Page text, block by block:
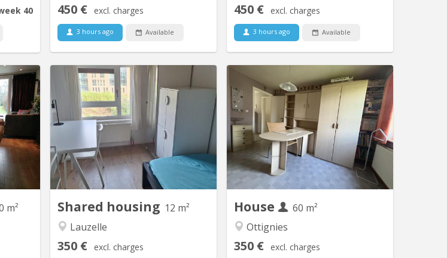
40 € /day450 € excl. charges
3 hours ago Available
450 € excl. charges
3 hours ago Available
m²
822
06/26
à louer
une
avec
maison
avec
vert
centre
Shared housing 12 m²
Lauzelle
350 € excl. charges
KV 1465
familiale à Lauzelle (Louvain-la-Neuve)
Nous proposons une chambre
meublée à louer dans une maison
familiale située dans le quartier
résidentiel de Lauzelle, à Louvain-la-
Neuve. La maison est partagée avec la
propriétaire, un étudiant en Erasmus à
UCLouvain et un élève en retho au
House
60 m²
Ottignies
350 € excl. charges
KV 2089
Chambre individuelle Cuisine et salle de
bain commune